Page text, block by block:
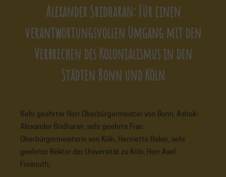
Alexander Sridharan: Für einen
verantwortungsvollen Umgang mit den
Verbrechen des Kolonialismus in den
Städten Bonn und Köln
Sehr geehrter Herr Oberbürgermeister von Bonn, Ashok-
Alexander Sridharan, sehr geehrte Frau
Oberbürgermeisterin von Köln, Henriette Reker, sehr
geehrter Rektor der Universität zu Köln, Herr Axel
Freimuth,